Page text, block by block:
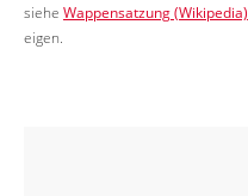
siehe Wappensatzung (Wikipedia)
eigen.